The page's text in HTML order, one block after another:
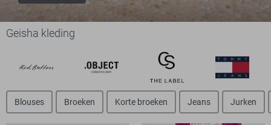
Geisha kleding
Blouses Broeken Korte broeken Jeans Jurken